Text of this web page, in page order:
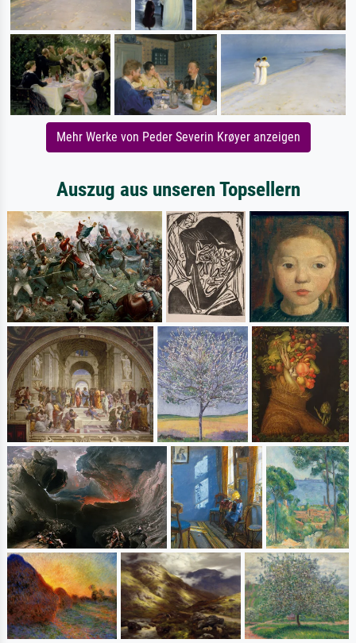
Mehr Werke von Peder Severin Krøyer anzeigen
Auszug aus unseren Topsellern